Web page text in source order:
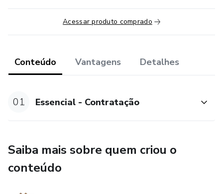
Acessar produto comprado
Conteúdo Vantagens Detalhes
01 Essencial - Contratação
Saiba mais sobre quem criou o
conteúdo